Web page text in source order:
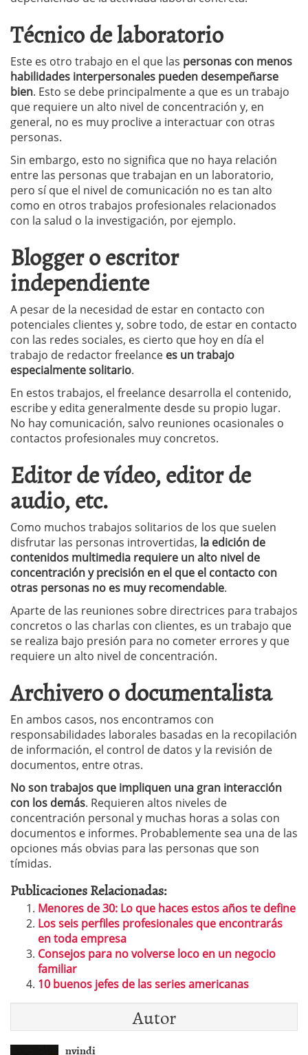
Técnico de laboratorio
Este es otro trabajo en el que las personas con menos
habilidades interpersonales pueden desempeñarse
bien. Esto se debe principalmente a que es un trabajo
que requiere un alto nivel de concentración y, en
general, no es muy proclive a interactuar con otras
personas.
Sin embargo, esto no significa que no haya relación
entre las personas que trabajan en un laboratorio,
pero sí que el nivel de comunicación no es tan alto
como en otros trabajos profesionales relacionados
con la salud o la investigación, por ejemplo.
Blogger o escritor
independiente
A pesar de la necesidad de estar en contacto con
potenciales clientes y, sobre todo, de estar en contacto
con las redes sociales, es cierto que hoy en día el
trabajo de redactor freelance es un trabajo
especialmente solitario.
En estos trabajos, el freelance desarrolla el contenido,
escribe y edita generalmente desde su propio lugar.
No hay comunicación, salvo reuniones ocasionales o
contactos profesionales muy concretos.
Editor de vídeo, editor de
audio, etc.
Como muchos trabajos solitarios de los que suelen
disfrutar las personas introvertidas, la edición de
contenidos multimedia requiere un alto nivel de
concentración y precisión en el que el contacto con
otras personas no es muy recomendable.
Aparte de las reuniones sobre directrices para trabajos
concretos o las charlas con clientes, es un trabajo que
se realiza bajo presión para no cometer errores y que
requiere un alto nivel de concentración.
Archivero o documentalista
En ambos casos, nos encontramos con
responsabilidades laborales basadas en la recopilación
de información, el control de datos y la revisión de
documentos, entre otras.
No son trabajos que impliquen una gran interacción
con los demás. Requieren altos niveles de
concentración personal y muchas horas a solas con
documentos e informes. Probablemente sea una de las
opciones más obvias para las personas que son
tímidas.
Publicaciones Relacionadas:
Menores de 30: Lo que haces estos años te define
Los seis perfiles profesionales que encontrarás
en toda empresa
Consejos para no volverse loco en un negocio
familiar
10 buenos jefes de las series americanas
Autor
nvindi